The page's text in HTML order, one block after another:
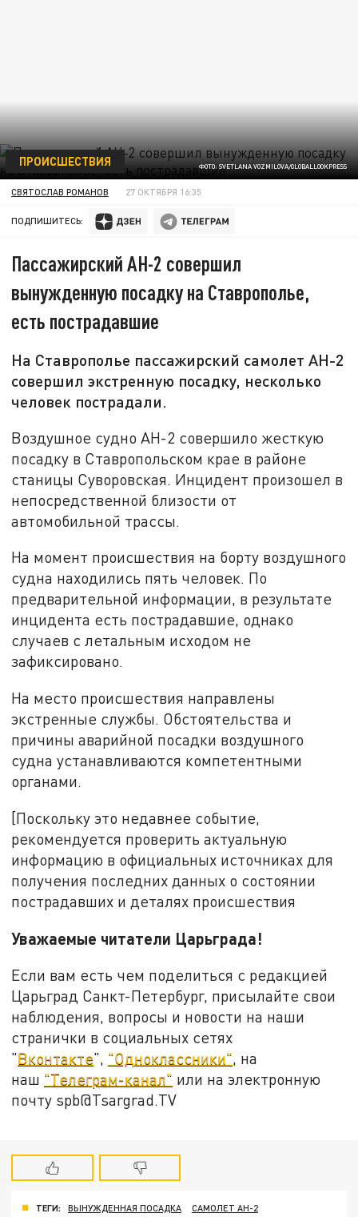
ФОТО: SVETLANA VOZMILOVA/GLOBALLOOKPRESS
ПРОИСШЕСТВИЯ
СВЯТОСЛАВ РОМАНОВ 27 ОКТЯБРЯ 16:35
ПОДПИШИТЕСЬ:
Пассажирский АН-2 совершил
вынужденную посадку на Ставрополье,
есть пострадавшие
На Ставрополье пассажирский самолет АН-2
совершил экстренную посадку, несколько
человек пострадали.
Воздушное судно АН-2 совершило жесткую
посадку в Ставропольском крае в районе
станицы Суворовская. Инцидент произошел в
непосредственной близости от
автомобильной трассы.
На момент происшествия на борту воздушного
судна находились пять человек. По
предварительной информации, в результате
инцидента есть пострадавшие, однако
случаев с летальным исходом не
зафиксировано.
На место происшествия направлены
экстренные службы. Обстоятельства и
причины аварийной посадки воздушного
судна устанавливаются компетентными
органами.
[Поскольку это недавнее событие,
рекомендуется проверить актуальную
информацию в официальных источниках для
получения последних данных о состоянии
пострадавших и деталях происшествия
Уважаемые читатели Царьграда!
Если вам есть чем поделиться с редакцией
Царьград Санкт-Петербург, присылайте свои
наблюдения, вопросы и новости на наши
странички в социальных сетях
"Вконтакте", "Одноклассники", на
наш "Телеграм-канал" или на электронную
почту spb@Tsargrad.TV
ТЕГИ: ВЫНУЖДЕННАЯ ПОСАДКА
САМОЛЕТ АН-2